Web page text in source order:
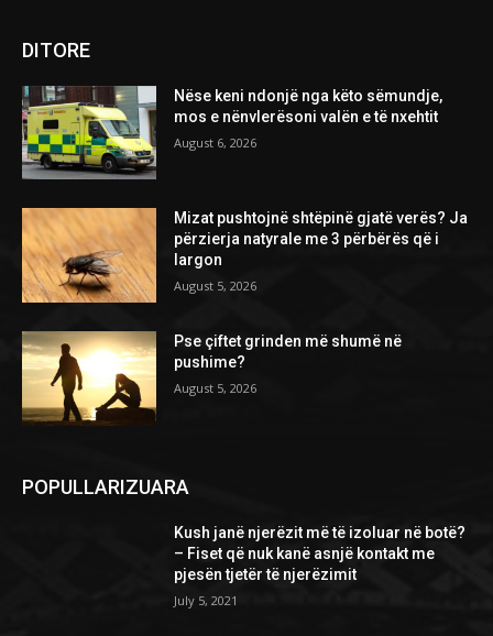
DITORE
Nëse keni ndonjë nga këto sëmundje,
mos e nënvlerësoni valën e të nxehtit
August 6, 2026
Mizat pushtojnë shtëpinë gjatë verës? Ja
përzierja natyrale me 3 përbërës që i
largon
August 5, 2026
Pse çiftet grinden më shumë në
pushime?
August 5, 2026
POPULLARIZUARA
Kush janë njerëzit më të izoluar në botë?
– Fiset që nuk kanë asnjë kontakt me
pjesën tjetër të njerëzimit
July 5, 2021